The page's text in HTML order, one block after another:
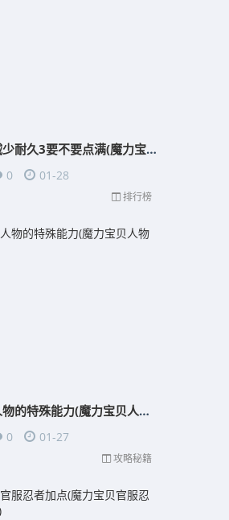
魔力宝贝减少耐久3要不要点满(魔力宝贝耐久度影响武器)
0
01-28
排行榜
魔力宝贝人物的特殊能力(魔力宝贝人物属性详解)
0
01-27
攻略秘籍